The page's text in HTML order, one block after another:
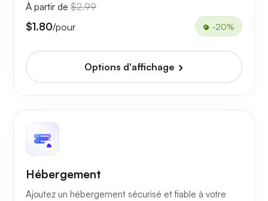
À partir de $2.99
$1.80/pour -20%
Options d'affichage
Hébergement
Ajoutez un hébergement sécurisé et fiable à votre